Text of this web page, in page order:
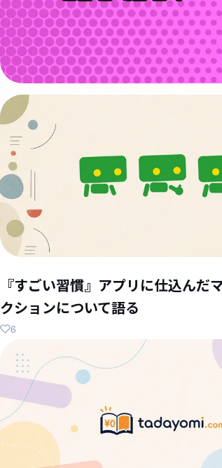
『すごい習慣』アプリに仕込んだ
クションについて語る
6